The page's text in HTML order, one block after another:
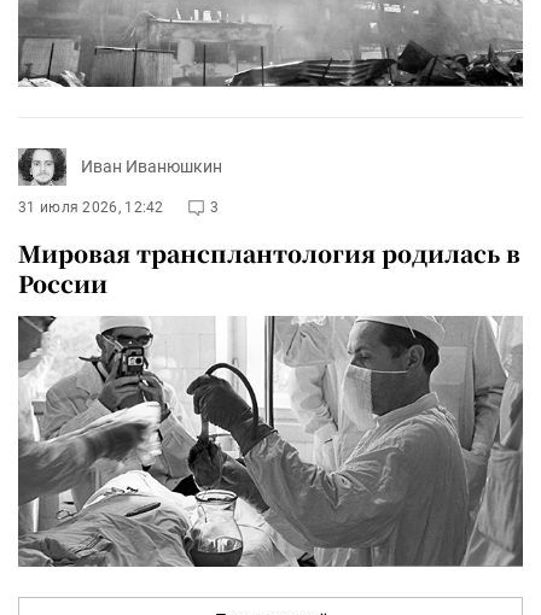
Иван Иванюшкин
31 июля 2026, 12:42 3
Мировая трансплантология родилась в
России